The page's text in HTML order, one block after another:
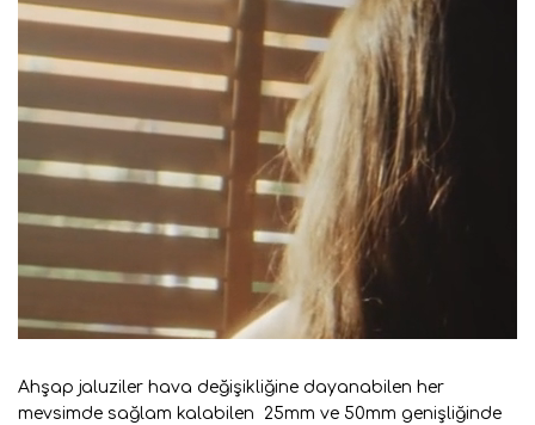
Ahşap jaluziler hava değişikliğine dayanabilen her
mevsimde sağlam kalabilen 25mm ve 50mm genişliğinde